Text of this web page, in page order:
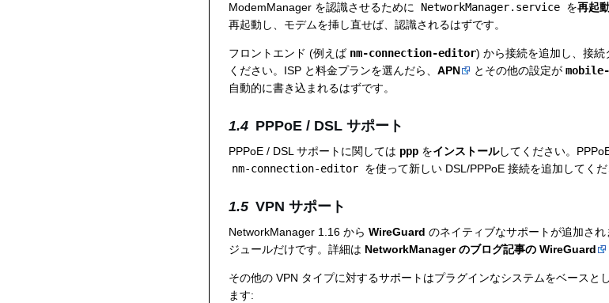
ModemManager を認識させるために NetworkManager.service を再起
再起動し、モデムを挿し直せば、認識されるはずです。
フロントエンド (例えば nm-connection-editor) から接続を追加し、接
ください。ISP と料金プランを選んだら、 APN とその他の設定が
自動的に書き込まれるはずです。
PPPoE / DSL サポート
PPPoE / DSL サポートに関しては ppp をインストールしてください。
nm-connection-editor を使って新しい DSL/PPPoE 接続を追加してくだ
VPN サポート
NetworkManager 1.16 から WireGuard のネイティブなサポートが追加さ
ジュールだけです。詳細は NetworkManager のブログ記事の WireGuard
その他の VPN タイプに対するサポートはプラグインなシステムをベースと
ます: